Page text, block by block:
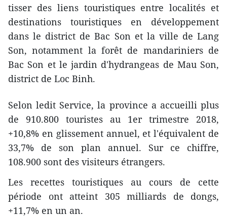
tisser des liens touristiques entre localités et
destinations touristiques en développement
dans le district de Bac Son et la ville de Lang
Son, notamment la forêt de mandariniers de
Bac Son et le jardin d'hydrangeas de Mau Son,
district de Loc Binh.
Selon ledit Service, la province a accueilli plus
de 910.800 touristes au 1er trimestre 2018,
+10,8% en glissement annuel, et l'équivalent de
33,7% de son plan annuel. Sur ce chiffre,
108.900 sont des visiteurs étrangers.
Les recettes touristiques au cours de cette
période ont atteint 305 milliards de dongs,
+11,7% en un an.